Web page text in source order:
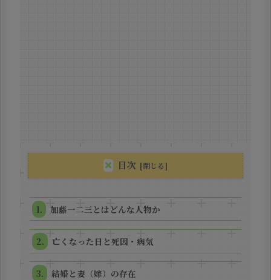
目次
加藤一二三とはどんな人物か
亡くなった日と死因・病気
結婚と妻（嫁）の存在